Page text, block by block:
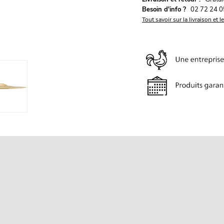
Besoin d'info ? 02 72 24
Tout savoir sur la livraison et